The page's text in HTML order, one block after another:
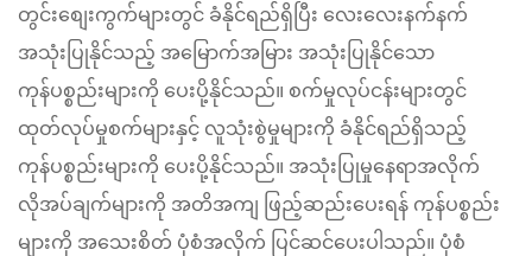
တွင်းစျေးကွက်များတွင် ခံနိုင်ရည်ရှိပြီး လေးလေးနက်နက်
အသုံးပြုနိုင်သည့် အမြောက်အမြား အသုံးပြုနိုင်သော
ကုန်ပစ္စည်းများကို ပေးပို့နိုင်သည်။ စက်မှုလုပ်ငန်းများတွင်
ထုတ်လုပ်မှုစက်များနှင့် လူသုံးစွဲမှုများကို ခံနိုင်ရည်ရှိသည့်
ကုန်ပစ္စည်းများကို ပေးပို့နိုင်သည်။ အသုံးပြုမှုနေရာအလိုက်
လိုအပ်ချက်များကို အတိအကျ ဖြည့်ဆည်းပေးရန် ကုန်ပစ္စည်း
များကို အသေးစိတ် ပုံစံအလိုက် ပြင်ဆင်ပေးပါသည်။ ပုံစံ